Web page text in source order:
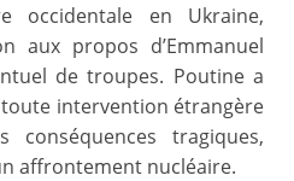
occidentale en Ukraine,
aux propos d’Emmanuel
de troupes. Poutine a
intervention étrangère
tragiques,
affrontement nucléaire.